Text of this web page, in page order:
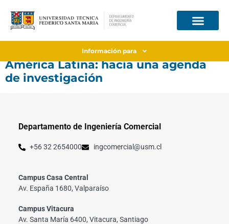
Información para
Estudios Organizacionales en
América Latina: hacia una agenda
de investigación
Departamento de Ingeniería Comercial
+56 32 2654000 ingcomercial@usm.cl
Campus Casa Central
Av. España 1680, Valparaíso
Campus Vitacura
Av. Santa María 6400, Vitacura, Santiago